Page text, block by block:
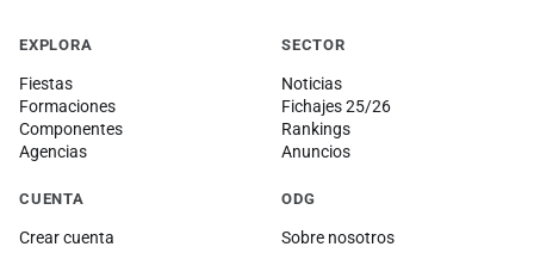
EXPLORA
Fiestas
Formaciones
Componentes
Agencias
SECTOR
Noticias
Fichajes 25/26
Rankings
Anuncios
CUENTA
Crear cuenta
ODG
Sobre nosotros